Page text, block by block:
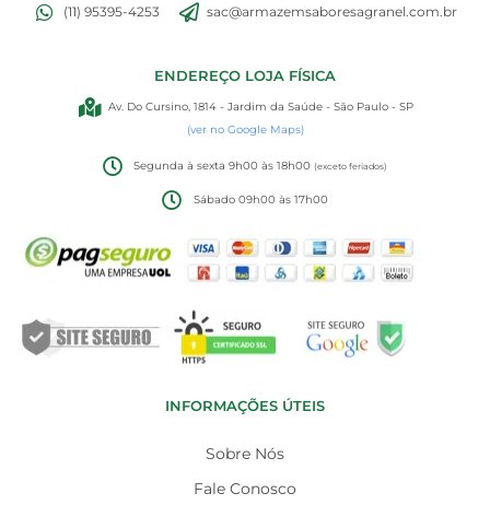
(11) 95395-4253 sac@armazemsaboresagranel.com.br
ENDEREÇO LOJA FÍSICA
Av. Do Cursino, 1814 - Jardim da Saúde - São Paulo - SP
(ver no Google Maps)
Segunda à sexta 9h00 às 18h00(exceto feriados)
Sábado 09h00 às 17h00
INFORMAÇÕES ÚTEIS
Sobre Nós
Fale Conosco